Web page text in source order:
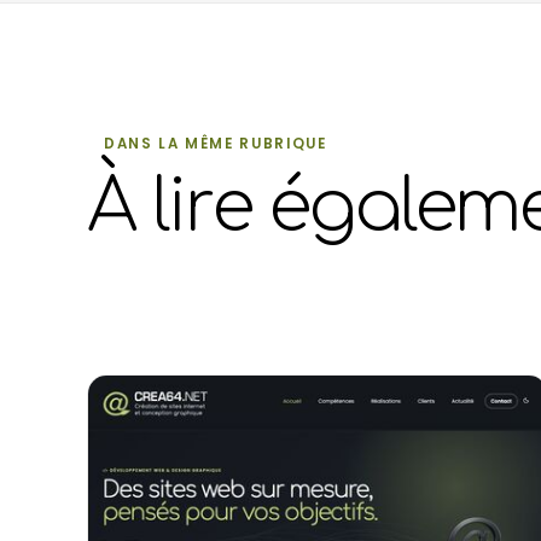
DANS LA MÊME RUBRIQUE
À lire